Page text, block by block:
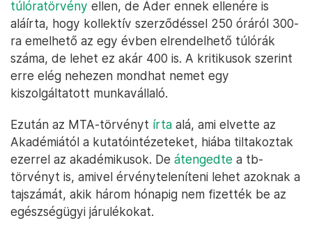
túlóratörvény ellen, de Áder ennek ellenére is
aláírta, hogy kollektív szerződéssel 250 óráról 300-
ra emelhető az egy évben elrendelhető túlórák
száma, de lehet ez akár 400 is. A kritikusok szerint
erre elég nehezen mondhat nemet egy
kiszolgáltatott munkavállaló.
Ezután az MTA-törvényt írta alá, ami elvette az
Akadémiától a kutatóintézeteket, hiába tiltakoztak
ezerrel az akadémikusok. De átengedte a tb-
törvényt is, amivel érvényteleníteni lehet azoknak a
tajszámát, akik három hónapig nem fizették be az
egészségügyi járulékokat.